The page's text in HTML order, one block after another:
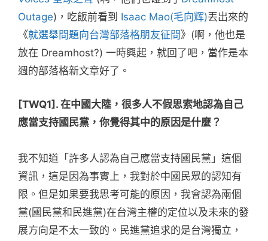
Outage)，吃飯前看到 Isaac Mao(毛向辉)丟出來的
《就選舉問題向台灣部落格朋友征問》(啊，他也是
放在 Dreamhost?) 一時興起，就回了吧，當作是本
週的部落格新文章好了。
[TWQ1]. 在中國大陸，很多人不假思索地認為自己
應當支持國民黨，你覺得其中的原因是什麼？
我不知道「許多人認為自己應當支持國民黨」這個
資訊，這是因為事實上，我對於中國民眾的認知有
限。但是如果要我思考可能的原因，我會認為兩個
黨(國民黨和民進黨)在台灣主權的定位以及未來的發
展方向是不太一致的。民進黨追求的是台灣獨立，